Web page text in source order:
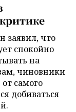
заявил, что
спокойно
на
чиновники
самого
добиваться